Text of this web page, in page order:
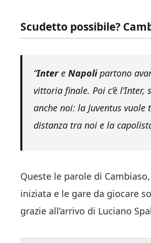
Scudetto possibile?
“Intere Napolipartono
vittoria finale. Poi c’è
anche noi: la Juventus
distanza tra noi e la
Queste le parole di
iniziata e le gare da giocare
grazie all’arrivo di Luciano